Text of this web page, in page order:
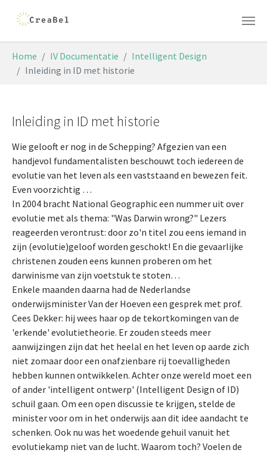
Home IV Documentatie
Intelligent Design
Inleiding in ID met historie
Inleiding in ID met historie
Wie gelooft er nog in de Schepping? Afgezien van een
handjevol fundamentalisten beschouwt toch iedereen de
evolutie van het leven als een vaststaand en bewezen feit.
Even voorzichtig …
In 2004 bracht National Geographic een nummer uit over
evolutie met als thema: "Was Darwin wrong?" Lezers
reageerden verontrust: door zo'n titel zou eens iemand in
zijn (evolutie)geloof worden geschokt! En die gevaarlijke
christenen zouden eens kunnen proberen om het
darwinisme van zijn voetstuk te stoten…
Enkele maanden daarna had de Nederlandse
onderwijsminister Van der Hoeven een gesprek met prof.
Cees Dekker: hij wees haar op de tekortkomingen van de
'erkende' evolutietheorie. Er zouden steeds meer
aanwijzingen zijn dat het heelal en het leven op aarde zich
niet zomaar door een onafzienbare rij toevalligheden
hebben kunnen ontwikkelen. Achter onze wereld moet een
of ander 'intelligent ontwerp' (Intelligent Design of ID)
schuil gaan. Om een open discussie te krijgen, stelde de
minister voor om in het onderwijs aan dit idee aandacht te
schenken. Ook nu was het woedende gehuil vanuit het
evolutiekamp niet van de lucht. Waarom toch? Voelen de